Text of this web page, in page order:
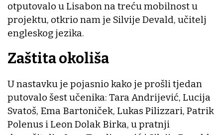
otputovalo u Lisabon na treću mobilnost u
projektu, otkrio nam je Silvije Devald, učitelj
engleskog jezika.
Zaštita okoliša
U nastavku je pojasnio kako je prošli tjedan
putovalo šest učenika: Tara Andrijević, Lucija
Svatoš, Ema Bartoniček, Lukas Pilizzari, Patrik
Polenus i Leon Dolak Birka, u pratnji